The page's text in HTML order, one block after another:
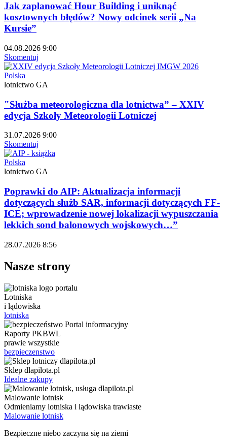
Jak zaplanować Hour Building i uniknąć
kosztownych błędów? Nowy odcinek serii „Na
Kursie”
04.08.2026 9:00
Skomentuj
Polska
lotnictwo GA
"Służba meteorologiczna dla lotnictwa” – XXIV
edycja Szkoły Meteorologii Lotniczej
31.07.2026 9:00
Skomentuj
Polska
lotnictwo GA
Poprawki do AIP: Aktualizacja informacji
dotyczących służb SAR, informacji dotyczących FF-
ICE; wprowadzenie nowej lokalizacji wypuszczania
lekkich sond balonowych wojskowych…”
28.07.2026 8:56
Nasze strony
Lotniska
i lądowiska
lotniska
Raporty PKBWL
prawie wszystkie
bezpieczenstwo
Sklep dlapilota.pl
Idealne zakupy
Malowanie lotnisk
Odmieniamy lotniska i lądowiska trawiaste
Malowanie lotnisk
Bezpieczne niebo zaczyna się na ziemi